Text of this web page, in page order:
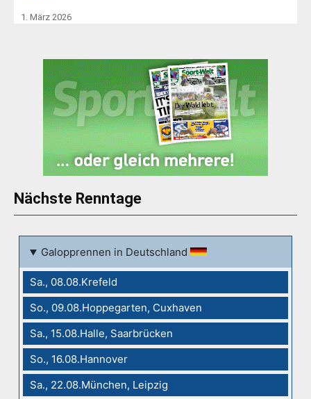
1. März 2026
Nächste Renntage
Galopprennen in Deutschland
Sa., 08.08.Krefeld
So., 09.08.Hoppegarten, Cuxhaven
Sa., 15.08.Halle, Saarbrücken
So., 16.08.Hannover
Sa., 22.08.München, Leipzig